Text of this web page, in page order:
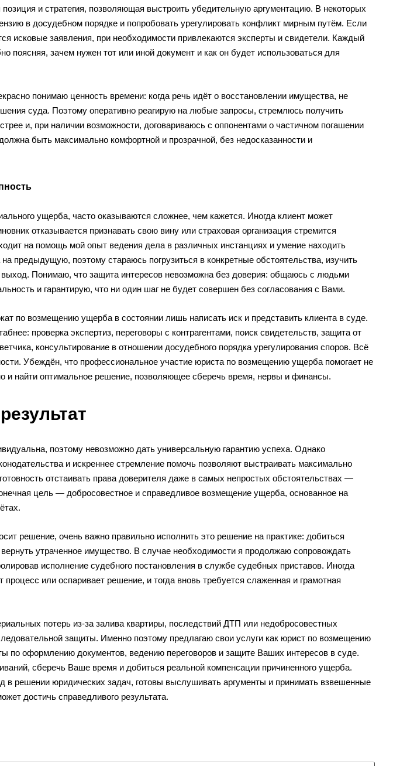
и стратегия, позволяющая выстроить убедительную аргументацию. В некоторых
в досудебном порядке и попробовать урегулировать конфликт мирным путём. Если
исковые заявления, при необходимости привлекаются эксперты и свидетели. Каждый
поясняя, зачем нужен тот или иной документ и как он будет использоваться для
понимаю ценность времени: когда речь идёт о восстановлении имущества, не
суда. Поэтому оперативно реагирую на любые запросы, стремлюсь получить
и, при наличии возможности, договариваюсь с оппонентами о частичном погашении
быть максимально комфортной и прозрачной, без недосказанности и
ущерба, часто оказываются сложнее, чем кажется. Иногда клиент может
отказывается признавать свою вину или страховая организация стремится
на помощь мой опыт ведения дела в различных инстанциях и умение находить
предыдущую, поэтому стараюсь погрузиться в конкретные обстоятельства, изучить
Понимаю, что защита интересов невозможна без доверия: общаюсь с людьми
и гарантирую, что ни один шаг не будет совершен без согласования с Вами.
по возмещению ущерба в состоянии лишь написать иск и представить клиента в суде.
проверка экспертиз, переговоры с контрагентами, поиск свидетельств, защита от
консультирование в отношении досудебного порядка урегулирования споров. Всё
Убеждён, что профессиональное участие юриста по возмещению ущерба помогает не
и найти оптимальное решение, позволяющее сберечь время, нервы и финансы.
поэтому невозможно дать универсальную гарантию успеха. Однако
и искреннее стремление помочь позволяют выстраивать максимально
отстаивать права доверителя даже в самых непростых обстоятельствах —
цель — добросовестное и справедливое возмещение ущерба, основанное на
решение, очень важно правильно исполнить это решение на практике: добиться
утраченное имущество. В случае необходимости я продолжаю сопровождать
исполнение судебного постановления в службе судебных приставов. Иногда
процесс или оспаривает решение, и тогда вновь требуется слаженная и грамотная
потерь из-за залива квартиры, последствий ДТП или недобросовестных
защиты. Именно поэтому предлагаю свои услуги как юрист по возмещению
по оформлению документов, ведению переговоров и защите Ваших интересов в суде.
сберечь Ваше время и добиться реальной компенсации причиненного ущерба.
решении юридических задач, готовы выслушивать аргументы и принимать взвешенные
достичь справедливого результата.